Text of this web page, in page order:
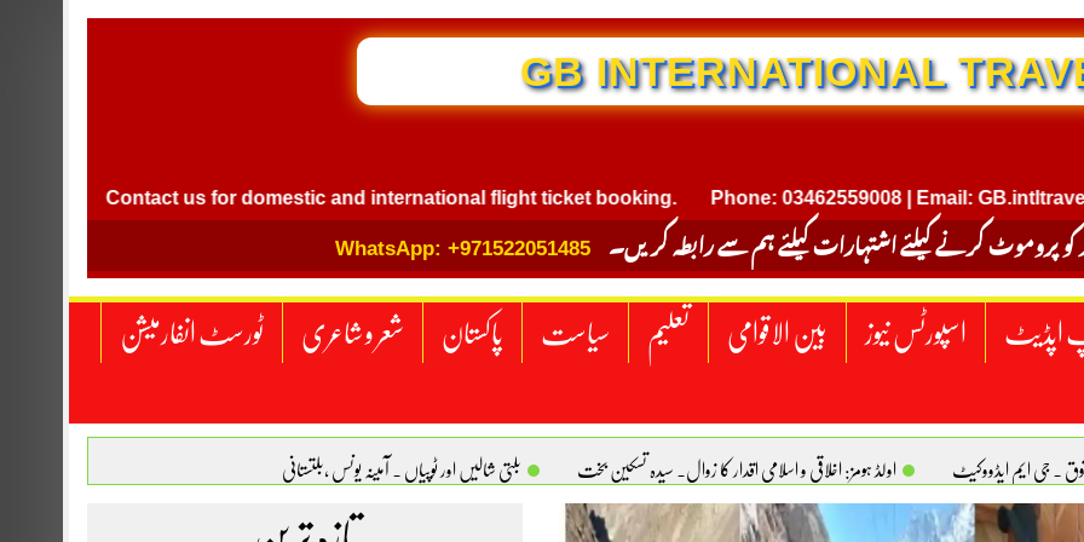
GB INTERNATIONAL TRAVEL
Contact us for domestic and international flight ticket booking. Phone: 03462559008 | Email:
کو پروموٹ کرنے کیلئے اشتہارات کیلئے ہم سے رابطہ کریں۔ WhatsApp: +971522051485
اپڈیٹ اسپورٹس نیوز بین الاقوامی تعلیم سیاست پاکستان شعر و شاعری ٹورسٹ انفارمیشن
. جی ایم ایڈووکیٹ اولڈ ہومز: اخلاقی و اسلامی اقدار کا زوال. سیدہ تسکین بخت بلتی شالیں اور ٹوپیاں . آمینہ یونس ،بلتستانی
امریکا یومِ استحصالِ کشمیر انجینیئر علی رضوان چوہدری برقع پوشی اور مرد کی نگاہ . محمد اسامہ مہر(ملتان )